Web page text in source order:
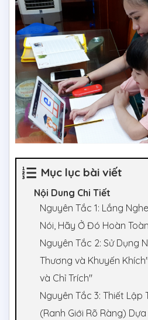
Mục lục bài viết
Nội Dung Chi Tiết
Nguyên Tắc 1: Lắng
Nói, Hãy Ở Đó Hoàn Toàn
Nguyên Tắc 2: Sử Dụng
Thương và Khuyến
và Chỉ Trích"
Nguyên Tắc 3: Thiết Lập
(Ranh Giới Rõ Ràng)